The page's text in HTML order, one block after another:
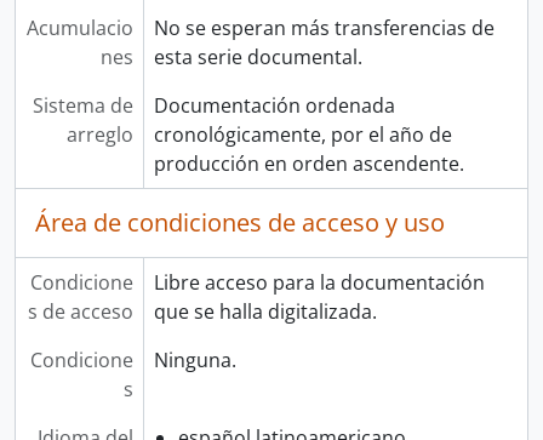
Acumulacio
nes
No se esperan más transferencias de
esta serie documental.
Sistema de
arreglo
Documentación ordenada
cronológicamente, por el año de
producción en orden ascendente.
Área de condiciones de acceso y uso
Condicione
s de acceso
Libre acceso para la documentación
que se halla digitalizada.
Condicione
s
Ninguna.